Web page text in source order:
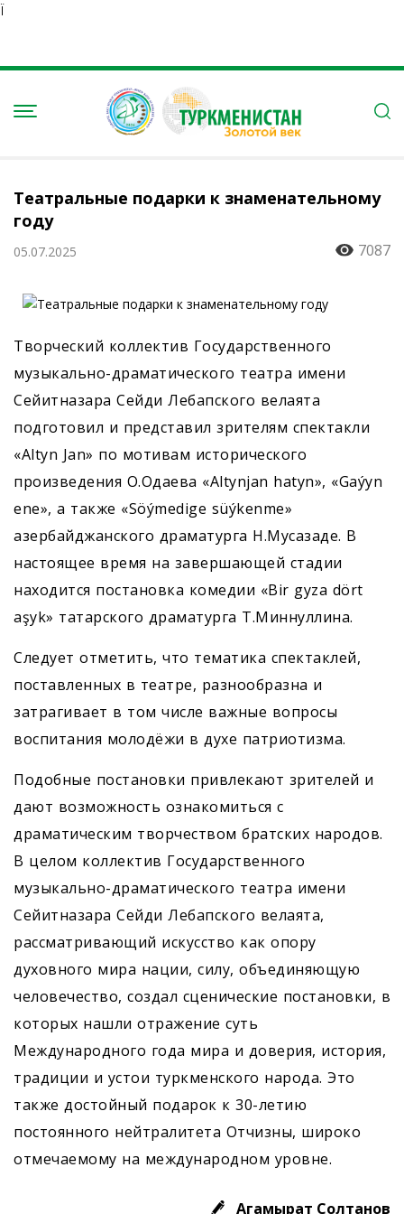
Ï
Театральные подарки к знаменательному
году
05.07.2025 7087
Творческий коллектив Государственного
музыкально-драматического театра имени
Сейитназара Сейди Лебапского велаята
подготовил и представил зрителям спектакли
«Altyn Jan» по мотивам исторического
произведения О.Одаева «Altynjan hatyn», «Gaýyn
ene», а также «Söýmedige süýkenme»
азербайджанского драматурга Н.Мусазаде. В
настоящее время на завершающей стадии
находится постановка комедии «Bir gyza dört
aşyk» татарского драматурга Т.Миннуллина.
Следует отметить, что тематика спектаклей,
поставленных в театре, разнообразна и
затрагивает в том числе важные вопросы
воспитания молодёжи в духе патриотизма.
Подобные постановки привлекают зрителей и
дают возможность ознакомиться с
драматическим творчеством братских народов.
В целом коллектив Государственного
музыкально-драматического театра имени
Сейитназара Сейди Лебапского велаята,
рассматривающий искусство как опору
духовного мира нации, силу, объединяющую
человечество, создал сценические постановки, в
которых нашли отражение суть
Международного года мира и доверия, история,
традиции и устои туркменского народа. Это
также достойный подарок к 30-летию
постоянного нейтралитета Отчизны, широко
отмечаемому на международном уровне.
Агамырат Солтанов